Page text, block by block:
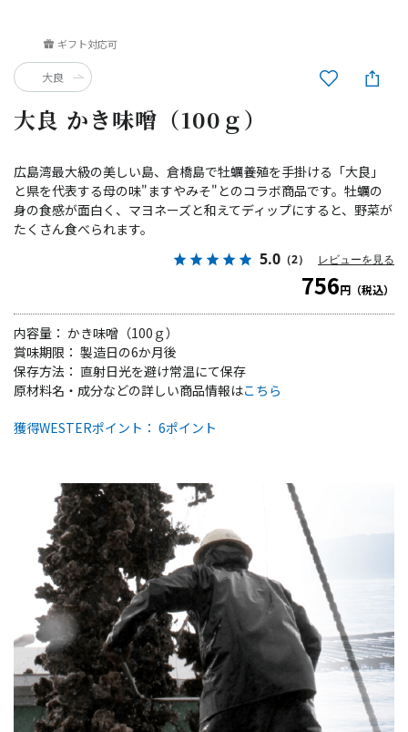
大良 かき味噌（100ｇ）
ギフト対応可
広島湾最大級の美しい島、倉橋島で牡蠣養殖を手掛ける「大良」
と県を代表する母の味"ますやみそ"とのコラボ商品です。牡蠣の
身の食感が面白く、マヨネーズと和えてディップにすると、野菜が
たくさん食べられます。
5.0 （2） レビューを見る
756円（税込）
内容量： かき味噌（100ｇ）
賞味期限： 製造日の6か月後
保存方法： 直射日光を避け常温にて保存
獲得WESTERポイント： 6ポイント
原材料名・成分などの詳しい商品情報はこちら
大良